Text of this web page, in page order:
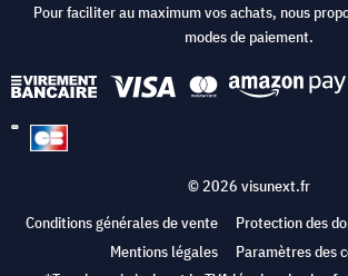
Pour faciliter au maximum vos achats, nous
modes de paiement.
© 2026 visunext.fr
Conditions générales de vente
Protection des
Mentions légales
Paramètres des